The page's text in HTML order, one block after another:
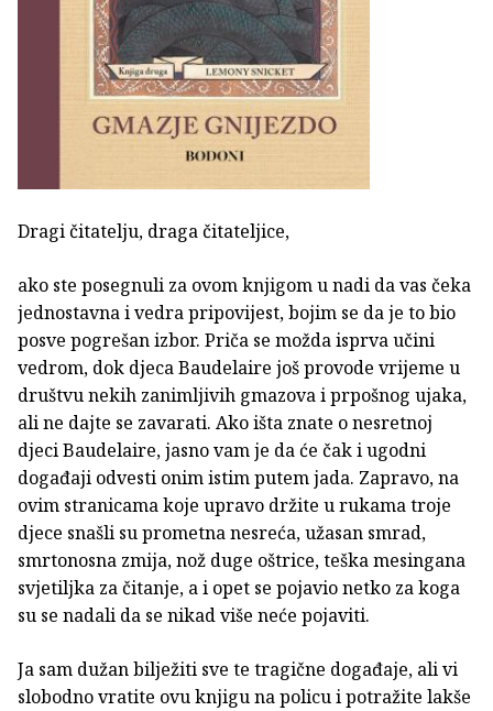
Dragi čitatelju, draga čitateljice,
ako ste posegnuli za ovom knjigom u nadi da vas čeka
jednostavna i vedra pripovijest, bojim se da je to bio
posve pogrešan izbor. Priča se možda isprva učini
vedrom, dok djeca Baudelaire još provode vrijeme u
društvu nekih zanimljivih gmazova i prpošnog ujaka,
ali ne dajte se zavarati. Ako išta znate o nesretnoj
djeci Baudelaire, jasno vam je da će čak i ugodni
događaji odvesti onim istim putem jada. Zapravo, na
ovim stranicama koje upravo držite u rukama troje
djece snašli su prometna nesreća, užasan smrad,
smrtonosna zmija, nož duge oštrice, teška mesingana
svjetiljka za čitanje, a i opet se pojavio netko za koga
su se nadali da se nikad više neće pojaviti.
Ja sam dužan bilježiti sve te tragične događaje, ali vi
slobodno vratite ovu knjigu na policu i potražite lakše